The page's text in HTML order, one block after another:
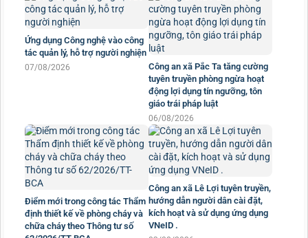
Ứng dụng Công nghệ vào công
tác quản lý, hỗ trợ người nghiện
07/08/2026
Công an xã Pắc Ta tăng cường
tuyên truyền phòng ngừa hoạt
động lợi dụng tín ngưỡng, tôn
giáo trái pháp luật
06/08/2026
Điểm mới trong công tác Thẩm
định thiết kế về phòng cháy và
chữa cháy theo Thông tư số
Công an xã Lê Lợi tuyên truyền,
hướng dẫn người dân cài đặt,
kích hoạt và sử dụng ứng dụng
VNeID .